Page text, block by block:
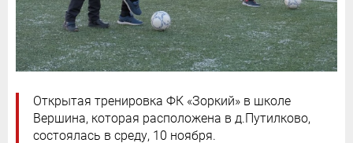
Открытая тренировка ФК «Зоркий» в школе
Вершина, которая расположена в д.Путилково,
состоялась в среду, 10 ноября.